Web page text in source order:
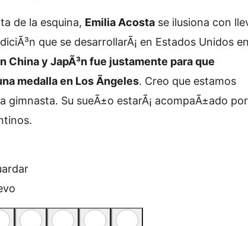
de la esquina, Emilia Acosta se ilusiona con
que se desarrollarÃ¡ en Estados Unidos en
China y JapÃ³n fue justamente para que
medalla en Los Ãngeles. Creo que estamos
gimnasta. Su sueÃ±o estarÃ¡ acompaÃ±ado por